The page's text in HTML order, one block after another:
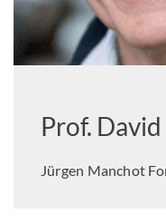
Prof. David
Jürgen Manchot